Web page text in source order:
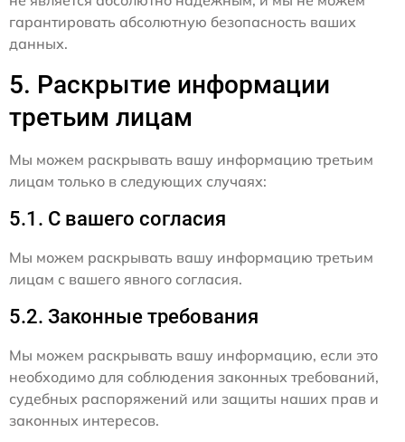
гарантировать абсолютную безопасность ваших
данных.
5. Раскрытие информации
третьим лицам
Мы можем раскрывать вашу информацию третьим
лицам только в следующих случаях:
5.1. С вашего согласия
Мы можем раскрывать вашу информацию третьим
лицам с вашего явного согласия.
5.2. Законные требования
Мы можем раскрывать вашу информацию, если это
необходимо для соблюдения законных требований,
судебных распоряжений или защиты наших прав и
законных интересов.